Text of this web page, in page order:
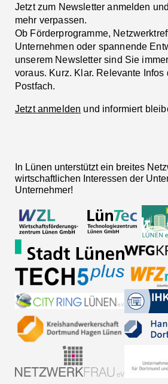
Jetzt zum Newsletter anmelden
mehr verpassen.
Ob Förderprogramme,
Unternehmen oder spannende
unserem Newsletter sind Sie
voraus. Kurz. Klar. Relevante Infos
Postfach.
Jetzt anmelden und informiert
In Lünen unterstützt ein breites
wirtschaftlichen Interessen der
Unternehmer!